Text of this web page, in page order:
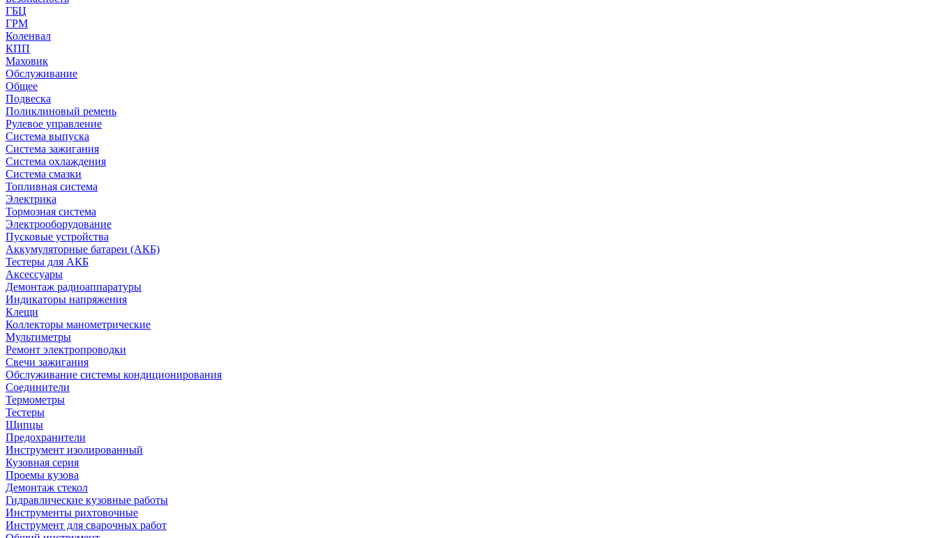
ГБЦ
ГРМ
Коленвал
КПП
Маховик
Обслуживание
Общее
Подвеска
Поликлиновый ремень
Рулевое управление
Система выпуска
Система зажигания
Система охлаждения
Система смазки
Топливная система
Электрика
Тормозная система
Электрооборудование
Пусковые устройства
Аккумуляторные батареи (АКБ)
Тестеры для АКБ
Аксессуары
Демонтаж радиоаппаратуры
Индикаторы напряжения
Клещи
Коллекторы манометрические
Мультиметры
Ремонт электропроводки
Свечи зажигания
Обслуживание системы кондиционирования
Соединители
Термометры
Тестеры
Щипцы
Предохранители
Инструмент изолированный
Кузовная серия
Проемы кузова
Демонтаж стекол
Гидравлические кузовные работы
Инструменты рихтовочные
Инструмент для сварочных работ